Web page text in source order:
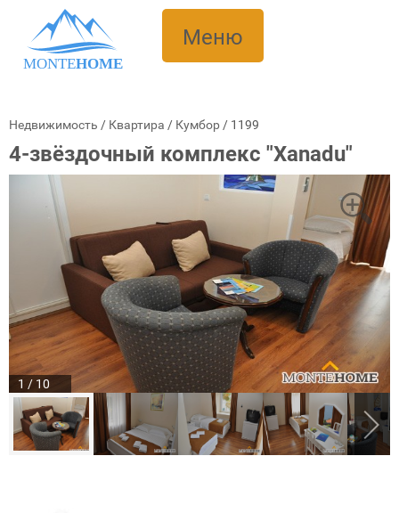
MONTEHOME
Меню
Недвижимость / Квартира / Кумбор / 1199
4-звёздочный комплекс "Xanadu"
1 / 10